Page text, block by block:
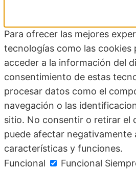
Para ofrecer las mejores
tecnologías como las cookies
acceder a la información del
consentimiento de estas
procesar datos como el
navegación o las
sitio. No consentir o retirar el
puede afectar negativamente
características y funciones.
Funcional
Funcional